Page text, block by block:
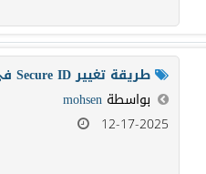
طريقة تغيير Secure ID في...
بواسطة mohsen
12-17-2025